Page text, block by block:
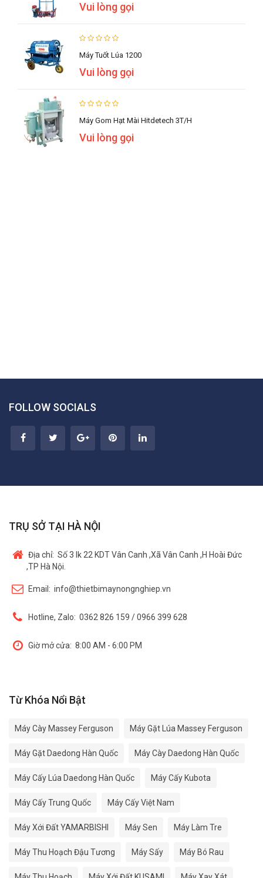
Vui lòng gọi
Máy Tuốt Lúa 1200
Vui lòng gọi
Máy Gom Hạt Mài Hitdetech 3T/h
Vui lòng gọi
FOLLOW SOCIALS
TRỤ SỞ TẠI HÀ NỘI
Địa chỉ: Số 3 lk 22 KDT Vân Canh ,Xã Vân Canh ,H Hoài Đức
,TP Hà Nội.
Email: info@thietbimaynongnghiep.vn
Hotline, Zalo: 0362 826 159 / 0966 399 628
Giờ mở cửa: 8:00 AM - 6:00 PM
Từ Khóa Nổi Bật
Máy Cày Massey Ferguson Máy Gặt Lúa Massey Ferguson
Máy Gặt Daedong Hàn Quốc Máy Cày Daedong Hàn Quốc
Máy Cấy Lúa Daedong Hàn Quốc Máy Cấy Kubota
Máy Cấy Trung Quốc Máy Cấy Việt Nam
Máy Xới Đất YAMARBISHI Máy Sen Máy Làm Tre
Máy Thu Hoạch Đậu Tương Máy Sấy Máy Bó Rau